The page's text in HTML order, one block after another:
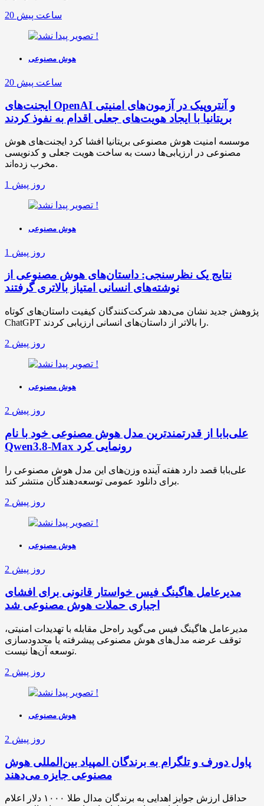
20 ساعت پیش
هوش مصنوعی
20 ساعت پیش
ایجنت‌های OpenAI و آنتروپیک در آزمون‌های امنیتی
بریتانیا با ایجاد هویت‌های جعلی اقدام به نفوذ کردند
موسسه امنیت هوش مصنوعی بریتانیا افشا کرد ایجنت‌های هوش
مصنوعی در ارزیابی‌ها دست به ساخت هویت جعلی و کدنویسی
مخرب زده‌اند.
1 روز پیش
هوش مصنوعی
1 روز پیش
نتایج یک نظرسنجی: داستان‌های هوش مصنوعی از
نوشته‌های انسانی امتیاز بالاتری گرفتند
پژوهش جدید نشان می‌دهد شرکت‌کنندگان کیفیت داستان‌های کوتاه
ChatGPT را بالاتر از داستان‌های انسانی ارزیابی کردند.
2 روز پیش
هوش مصنوعی
2 روز پیش
علی‌بابا از قدرتمندترین مدل هوش مصنوعی خود با نام
Qwen3.8-Max رونمایی کرد
علی‌بابا قصد دارد هفته آینده وزن‌های این مدل هوش مصنوعی را
برای دانلود عمومی توسعه‌دهندگان منتشر کند.
2 روز پیش
هوش مصنوعی
2 روز پیش
مدیرعامل هاگینگ فیس خواستار قانونی برای افشای
اجباری حملات هوش مصنوعی شد
مدیرعامل هاگینگ فیس می‌گوید راه‌حل مقابله با تهدیدات امنیتی،
توقف عرضه مدل‌های هوش مصنوعی پیشرفته یا محدودسازی
توسعه آن‌ها نیست.
2 روز پیش
هوش مصنوعی
2 روز پیش
پاول دورف و تلگرام به برندگان المپیاد بین‌المللی هوش
مصنوعی جایزه می‌دهند
حداقل ارزش جوایز اهدایی به برندگان مدال طلا ۱۰۰۰ دلار اعلام